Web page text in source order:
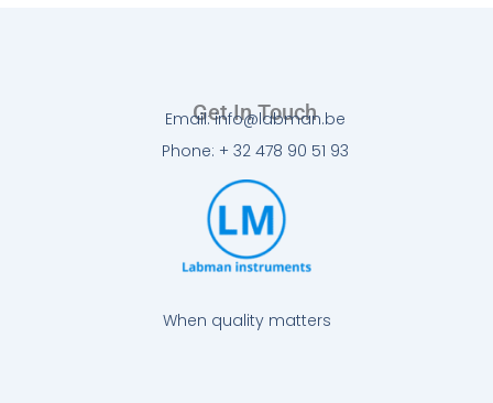
When quality matters
Get In Touch
Email: info@labman.be
Phone: + 32 478 90 51 93